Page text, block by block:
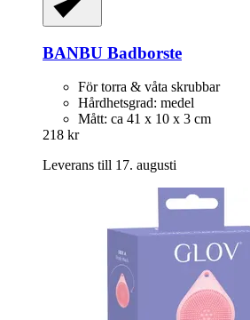
BANBU Badborste
För torra & våta skrubbar
Hårdhetsgrad: medel
Mått: ca 41 x 10 x 3 cm
218 kr
Leverans till 17. augusti